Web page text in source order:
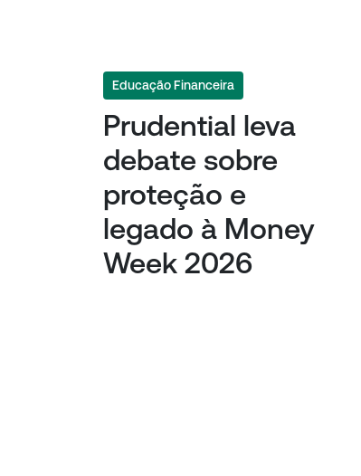
Educação Financeira
Prudential leva
debate sobre
proteção e
legado à Money
Week 2026